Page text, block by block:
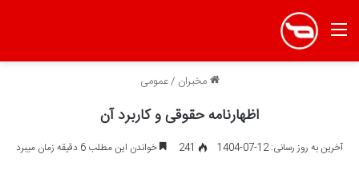
منو
مخبران /عمومی
اظهارنامه حقوقی و کاربرد آن
آخرین به روز رسانی: 12-07-1404 241 خواندن این مطلب 6 دقیقه زمان میبرد